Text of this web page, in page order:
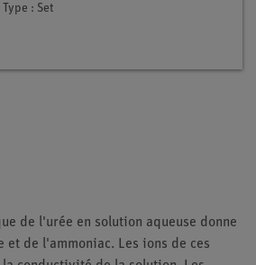
: Set
de l'urée en solution aqueuse donne
et de l'ammoniac. Les ions de ces